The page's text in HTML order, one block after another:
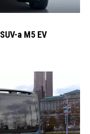
a M5 EV